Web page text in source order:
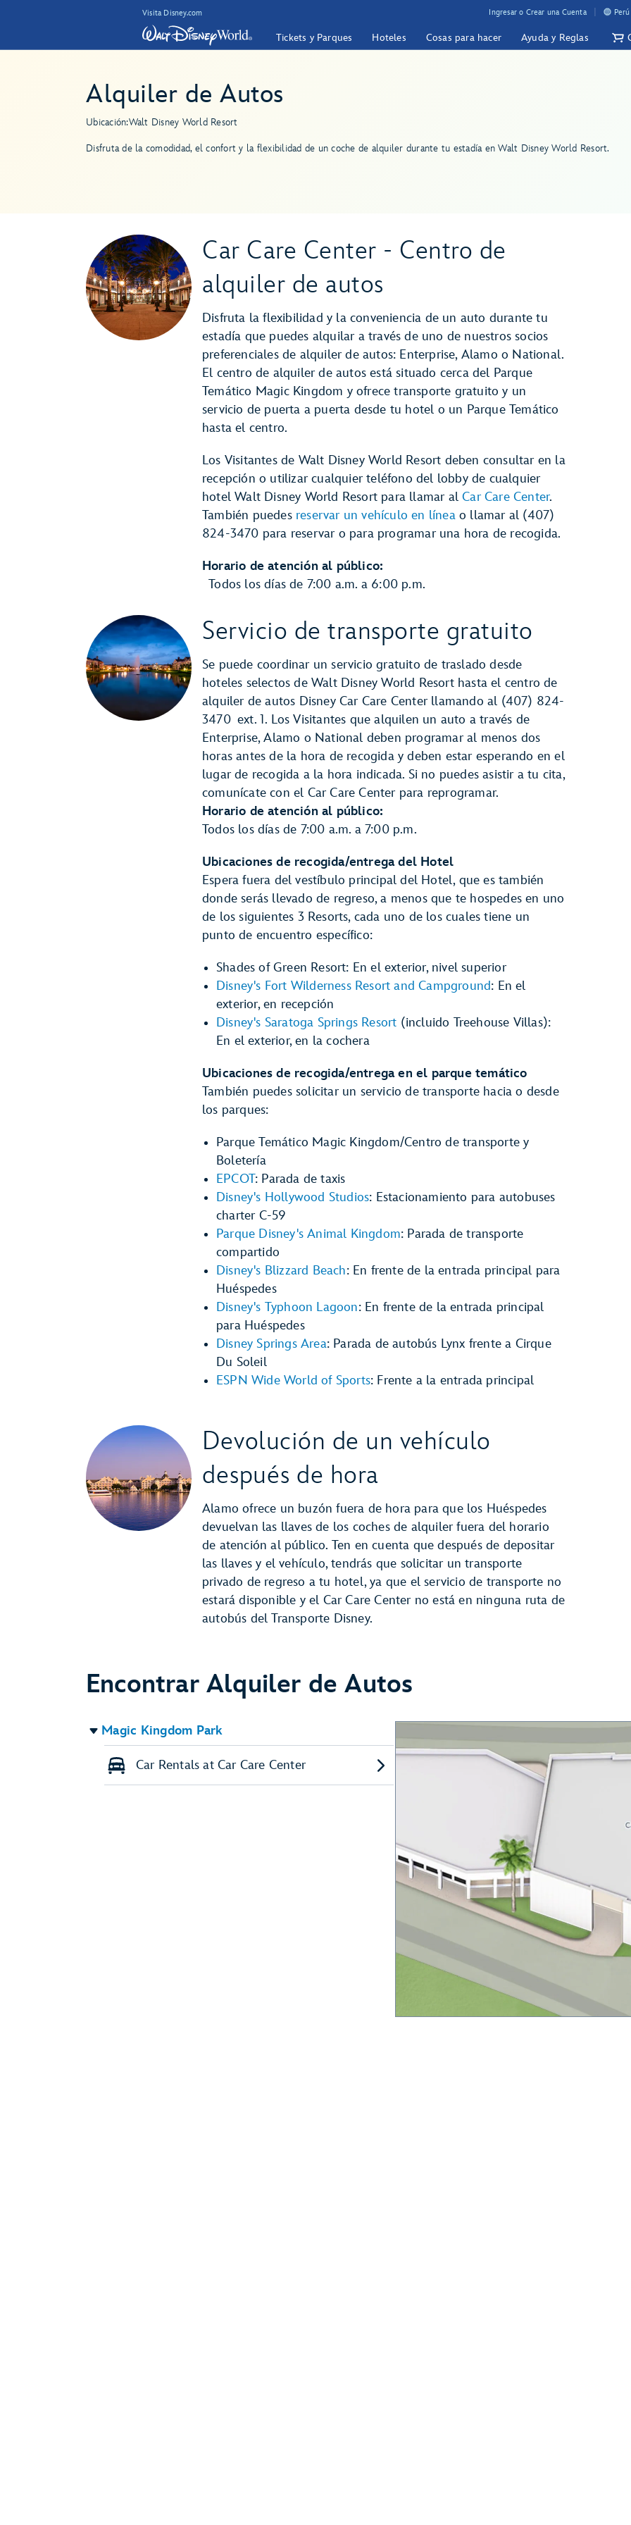
Visita Disney.com Ingresar o Crear una Cuenta
Tickets y Parques Hoteles Cosas para hacer Ayuda y Reglas
Alquiler de Autos
Ubicación:Walt Disney World Resort
Disfruta de la comodidad, el confort y la flexibilidad de un coche de alquiler durante tu estadía en Walt Disney World Resort.
Car Care Center - Centro de
alquiler de autos
Disfruta la flexibilidad y la conveniencia de un auto durante tu
estadía que puedes alquilar a través de uno de nuestros socios
preferenciales de alquiler de autos: Enterprise, Alamo o National.
El centro de alquiler de autos está situado cerca del Parque
Temático Magic Kingdom y ofrece transporte gratuito y un
servicio de puerta a puerta desde tu hotel o un Parque Temático
hasta el centro.
Los Visitantes de Walt Disney World Resort deben consultar en la
recepción o utilizar cualquier teléfono del lobby de cualquier
hotel Walt Disney World Resort para llamar alCar Care Center.
También puedes reservar un vehículo en líneao llamar al (407)
824-3470 para reservar o para programar una hora de recogida.
Horario de atención al público:
Todos los días de 7:00 a.m. a 6:00 p.m.
Servicio de transporte gratuito
Se puede coordinar un servicio gratuito de traslado desde
hoteles selectos de Walt Disney World Resort hasta el centro de
alquiler de autos Disney Car Care Center llamando al (407) 824-
3470 ext. 1. Los Visitantes que alquilen un auto a través de
Enterprise, Alamo o National deben programar al menos dos
horas antes de la hora de recogida y deben estar esperando en el
lugar de recogida a la hora indicada. Si no puedes asistir a tu cita,
comunícate con el Car Care Center para reprogramar.
Horario de atención al público:
Todos los días de 7:00 a.m. a 7:00 p.m.
Ubicaciones de recogida/entrega del Hotel
Espera fuera del vestíbulo principal del Hotel, que es también
donde serás llevado de regreso, a menos que te hospedes en uno
de los siguientes 3 Resorts, cada uno de los cuales tiene un
punto de encuentro específico:
Shades of Green Resort: En el exterior, nivel superior
Disney's Fort Wilderness Resort and Campground: En el
exterior, en recepción
Disney's Saratoga Springs Resort (incluido Treehouse Villas):
En el exterior, en la cochera
Ubicaciones de recogida/entrega en el parque temático
También puedes solicitar un servicio de transporte hacia o desde
los parques:
Parque Temático Magic Kingdom/Centro de transporte y
Boletería
EPCOT: Parada de taxis
Disney's Hollywood Studios: Estacionamiento para autobuses
charter C-59
Parque Disney's Animal Kingdom: Parada de transporte
compartido
Disney's Blizzard Beach: En frente de la entrada principal para
Huéspedes
Disney's Typhoon Lagoon: En frente de la entrada principal
para Huéspedes
Disney Springs Area: Parada de autobús Lynx frente a Cirque
Du Soleil
ESPN Wide World of Sports: Frente a la entrada principal
Devolución de un vehículo
después de hora
Alamo ofrece un buzón fuera de hora para que los Huéspedes
devuelvan las llaves de los coches de alquiler fuera del horario
de atención al público. Ten en cuenta que después de depositar
las llaves y el vehículo, tendrás que solicitar un transporte
privado de regreso a tu hotel, ya que el servicio de transporte no
estará disponible y el Car Care Center no está en ninguna ruta de
autobús del Transporte Disney.
Encontrar Alquiler de Autos
Magic Kingdom Park
Car Rentals at Car Care Center